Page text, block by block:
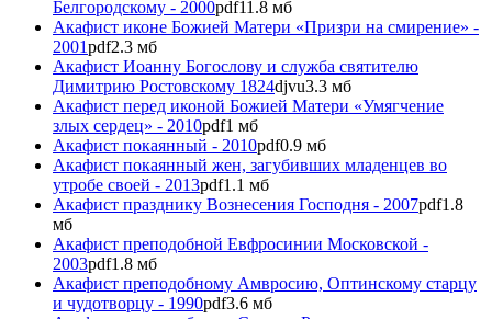
Белгородскому - 2000pdf11.8 мб
Акафист иконе Божией Матери «Призри на смирение» -
2001pdf2.3 мб
Акафист Иоанну Богослову и служба святителю
Димитрию Ростовскому 1824djvu3.3 мб
Акафист перед иконой Божией Матери «Умягчение
злых сердец» - 2010pdf1 мб
Акафист покаянный - 2010pdf0.9 мб
Акафист покаянный жен, загубивших младенцев во
утробе своей - 2013pdf1.1 мб
Акафист празднику Вознесения Господня - 2007pdf1.8
мб
Акафист преподобной Евфросинии Московской -
2003pdf1.8 мб
Акафист преподобному Амвросию, Оптинскому старцу
и чудотворцу - 1990pdf3.6 мб